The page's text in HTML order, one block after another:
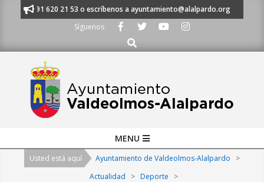
al 91 620 21 53 o escríbenos a ayuntamiento@alalpardo.org
Síguenos
Buscar
Navigation
MENU
Usted está aquí Ayuntamiento de Valdeolmos-Alalpardo
>
Actualidad
> Deporte
>